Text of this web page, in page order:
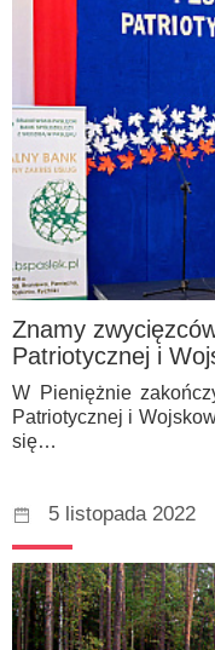
Znamy
Patriotycznej i
W Pieniężnie
Patriotycznej i
się…
5 listopada 2022